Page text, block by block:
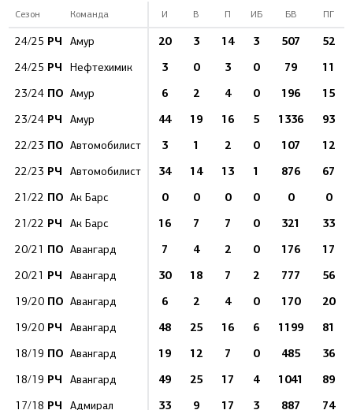
Сезон Команда И В П ИБ БВ ПГ
24/25 РЧ Амур 20 3 14 3 507 52
24/25 РЧ Нефтехимик 3 0 3 0 79 11
23/24 ПО Амур 6 2 4 0 196 15
23/24 РЧ Амур 44 19 16 5 1336 93
22/23 ПО Автомобилист 3 1 2 0 107 12
22/23 РЧ Автомобилист 34 14 13 1 876 67
21/22 ПО Ак Барс 0 0 0 0 0 0
21/22 РЧ Ак Барс 16 7 7 0 321 33
20/21 ПО Авангард 7 4 2 0 176 17
20/21 РЧ Авангард 30 18 7 2 777 56
19/20 ПО Авангард 6 2 4 0 170 20
19/20 РЧ Авангард 48 25 16 6 1199 81
18/19 ПО Авангард 19 12 7 0 485 36
18/19 РЧ Авангард 49 25 17 4 1041 89
17/18 РЧ Адмирал 33 9 17 3 887 74